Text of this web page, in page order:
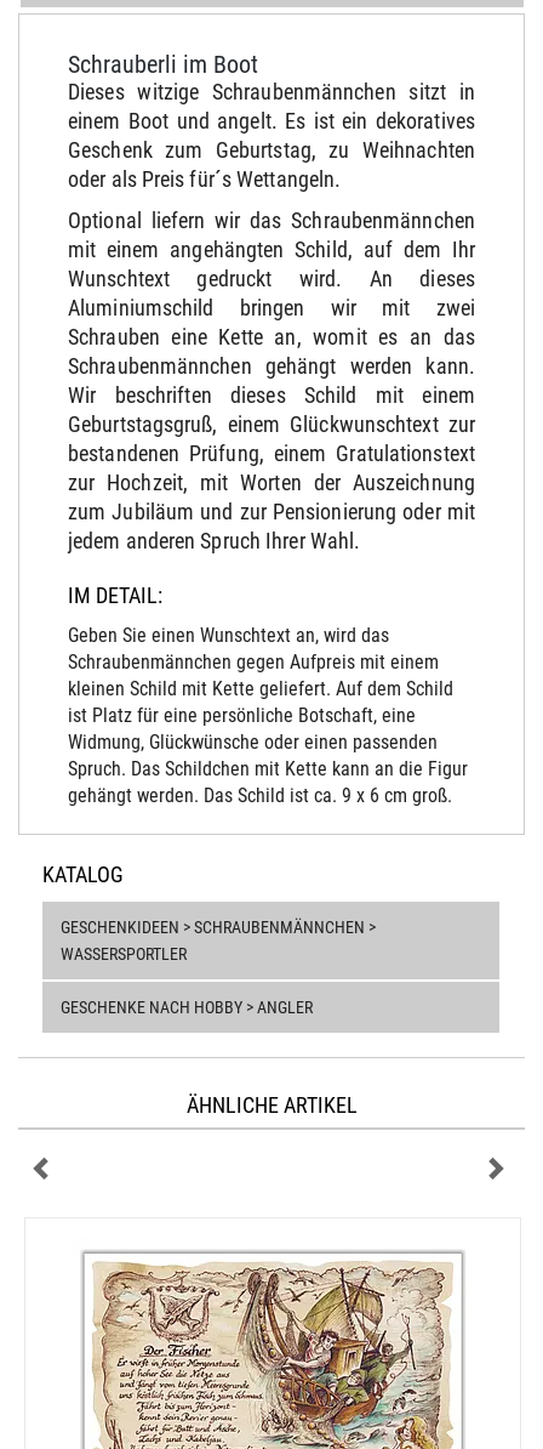
Schrauberli im Boot
Dieses witzige Schraubenmännchen sitzt in
einem Boot und angelt. Es ist ein dekoratives
Geschenk zum Geburtstag, zu Weihnachten
oder als Preis für´s Wettangeln.
Optional liefern wir das Schraubenmännchen
mit einem angehängten Schild, auf dem Ihr
Wunschtext gedruckt wird. An dieses
Aluminiumschild bringen wir mit zwei
Schrauben eine Kette an, womit es an das
Schraubenmännchen gehängt werden kann.
Wir beschriften dieses Schild mit einem
Geburtstagsgruß, einem Glückwunschtext zur
bestandenen Prüfung, einem Gratulationstext
zur Hochzeit, mit Worten der Auszeichnung
zum Jubiläum und zur Pensionierung oder mit
jedem anderen Spruch Ihrer Wahl.
IM DETAIL:
Geben Sie einen Wunschtext an, wird das
Schraubenmännchen gegen Aufpreis mit einem
kleinen Schild mit Kette geliefert. Auf dem Schild
ist Platz für eine persönliche Botschaft, eine
Widmung, Glückwünsche oder einen passenden
Spruch. Das Schildchen mit Kette kann an die Figur
gehängt werden. Das Schild ist ca. 9 x 6 cm groß.
KATALOG
GESCHENKIDEEN > SCHRAUBENMÄNNCHEN >
WASSERSPORTLER
GESCHENKE NACH HOBBY > ANGLER
ÄHNLICHE ARTIKEL